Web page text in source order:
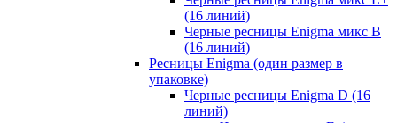
(16 линий)
Черные ресницы Enigma микс В
(16 линий)
Ресницы Enigma (один размер в
упаковке)
Черные ресницы Enigma D (16
линий)